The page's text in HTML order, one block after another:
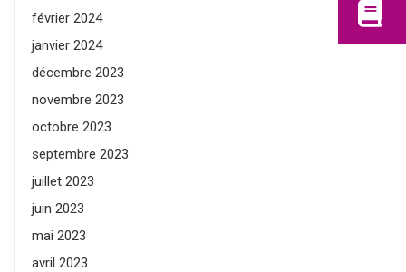
février 2024
janvier 2024
décembre 2023
novembre 2023
octobre 2023
septembre 2023
juillet 2023
juin 2023
mai 2023
avril 2023